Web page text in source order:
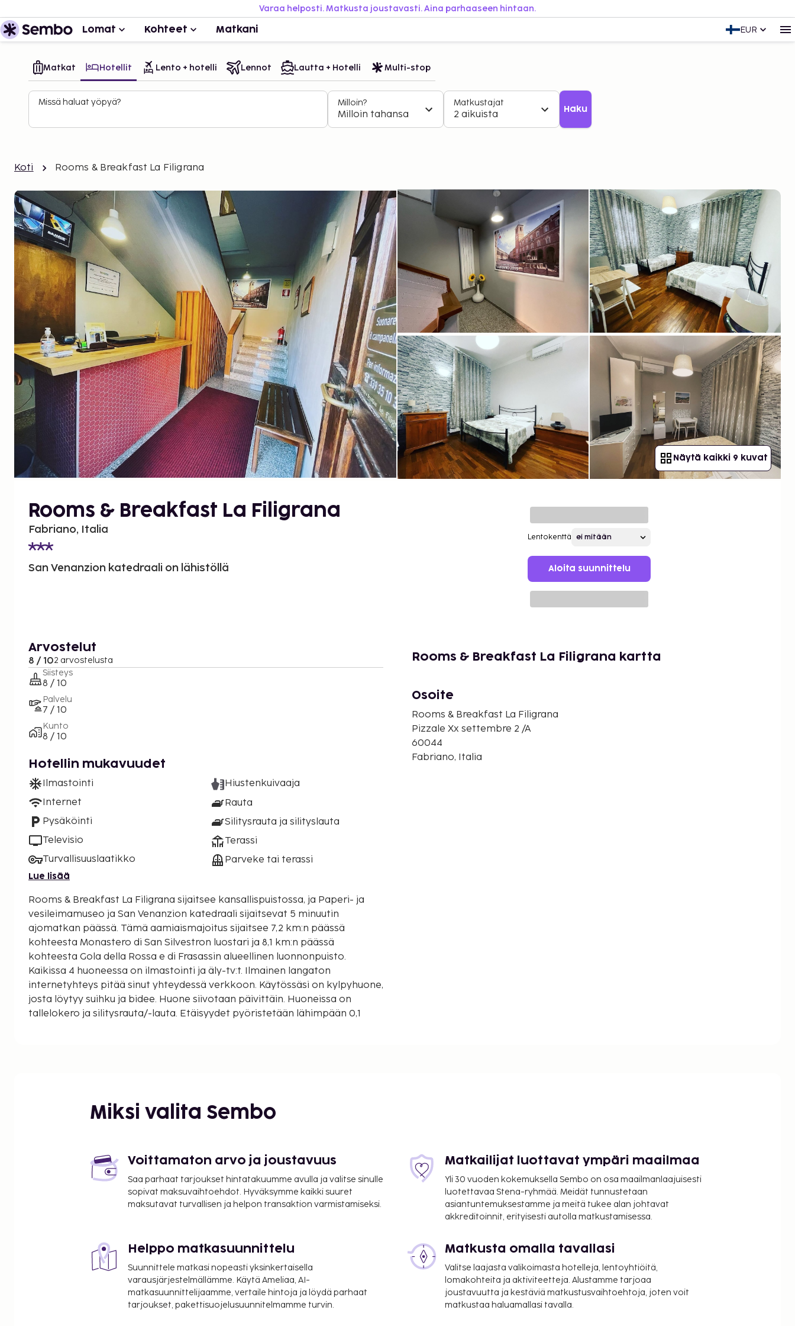
Varaa helposti. Matkusta joustavasti. Aina parhaaseen hintaan.
Lomat Kohteet Matkani EUR
Matkat Hotellit Lento + hotelli Lennot Lautta + Hotelli Multi-stop
Missä haluat yöpyä? Milloin?
Milloin tahansa
Matkustajat
2 aikuista Haku
Koti Rooms & Breakfast La Filigrana
Näytä kaikki 9 kuvat
Rooms & Breakfast La Filigrana
Fabriano, Italia
San Venanzion katedraali on lähistöllä
Lentokenttä
Aloita suunnittelu
Arvostelut
8 / 102 arvostelusta
Siisteys
8 / 10
Palvelu
7 / 10
Kunto
8 / 10
Hotellin mukavuudet
Ilmastointi
Internet
Pysäköinti
Televisio
Turvallisuuslaatikko
Hiustenkuivaaja
Rauta
Silitysrauta ja silityslauta
Terassi
Parveke tai terassi
Lue lisää
Rooms & Breakfast La Filigrana sijaitsee kansallispuistossa, ja Paperi- ja
vesileimamuseo ja San Venanzion katedraali sijaitsevat 5 minuutin
ajomatkan päässä. Tämä aamiaismajoitus sijaitsee 7,2 km:n päässä
kohteesta Monastero di San Silvestron luostari ja 8,1 km:n päässä
kohteesta Gola della Rossa e di Frasassin alueellinen luonnonpuisto.
Kaikissa 4 huoneessa on ilmastointi ja äly-tv:t. Ilmainen langaton
internetyhteys pitää sinut yhteydessä verkkoon. Käytössäsi on kylpyhuone,
josta löytyy suihku ja bidee. Huone siivotaan päivittäin. Huoneissa on
tallelokero ja silitysrauta/-lauta. Etäisyydet pyöristetään lähimpään 0,1
Santa Maria infra Saxan pyhäkkö - 10,8 km / 6,7 mi
Frasassin luolat - 11,5 km / 7,1 mi
San Vittore alle Chiusen kirkko - 12,3 km / 7,6 mi
San Vittore alle Chiusen luostari - 12,3 km / 7,6 mi
Museo di Storia del Territorio - 12,6 km / 7,8 mi
Museo d'Arte Sacra San Clemente - 12,7 km / 7,9 mi
Vini Gagliardi - 16,1 km / 10 mi
Lähimmät lentokentät ovat:
Perugia San Francesco d’Assisi – Umbrian kansainvälinen lentoasema (PEG)
Ancona (AOI-Falconara) - 59,8 km / 37,1 mi
Rooms & Breakfast La Filigrana kartta
Osoite
Rooms & Breakfast La Filigrana
Pizzale Xx settembre 2 /A
60044
Fabriano, Italia
Miksi valita Sembo
Voittamaton arvo ja joustavuus
Saa parhaat tarjoukset hintatakuumme avulla ja valitse sinulle
sopivat maksuvaihtoehdot. Hyväksymme kaikki suuret
maksutavat turvallisen ja helpon transaktion varmistamiseksi.
Matkailijat luottavat ympäri maailmaa
Yli 30 vuoden kokemuksella Sembo on osa maailmanlaajuisesti
luotettavaa Stena-ryhmää. Meidät tunnustetaan
asiantuntemuksestamme ja meitä tukee alan johtavat
akkreditoinnit, erityisesti autolla matkustamisessa.
Helppo matkasuunnittelu
Suunnittele matkasi nopeasti yksinkertaisella
varausjärjestelmällämme. Käytä Ameliaa, AI-
matkasuunnittelijaamme, vertaile hintoja ja löydä parhaat
tarjoukset, pakettisuojelusuunnitelmamme turvin.
Matkusta omalla tavallasi
Valitse laajasta valikoimasta hotelleja, lentoyhtiöitä,
lomakohteita ja aktiviteetteja. Alustamme tarjoaa
joustavuutta ja kestäviä matkustusvaihtoehtoja, joten voit
matkustaa haluamallasi tavalla.